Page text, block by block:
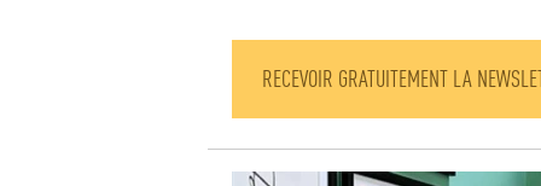
RECEVOIR GRATUITEMENT LA